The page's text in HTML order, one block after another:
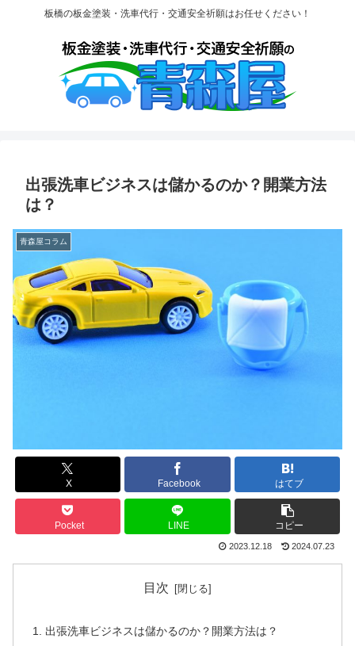
板橋の板金塗装・洗車代行・交通安全祈願はお任せください！
出張洗車ビジネスは儲かるのか？開業方法
は？
青森屋コラム
X Facebook はてブ
Pocket LINE コピー
2023.12.18 2024.07.23
目次
出張洗車ビジネスは儲かるのか？開業方法は？